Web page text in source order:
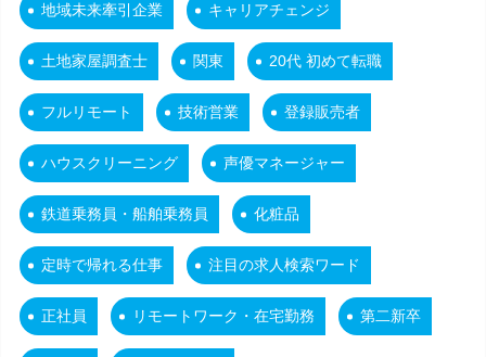
地域未来牽引企業 キャリアチェンジ
土地家屋調査士 関東 20代 初めて転職
フルリモート 技術営業 登録販売者
ハウスクリーニング 声優マネージャー
鉄道乗務員・船舶乗務員 化粧品
定時で帰れる仕事 注目の求人検索ワード
正社員 リモートワーク・在宅勤務 第二新卒